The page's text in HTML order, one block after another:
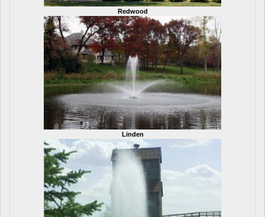
Redwood
Linden